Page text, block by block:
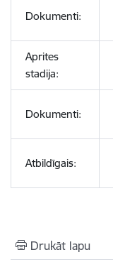
Dokumenti:
Aprites
stadija:
Dokumenti:
Atbildīgais:
Drukāt lapu